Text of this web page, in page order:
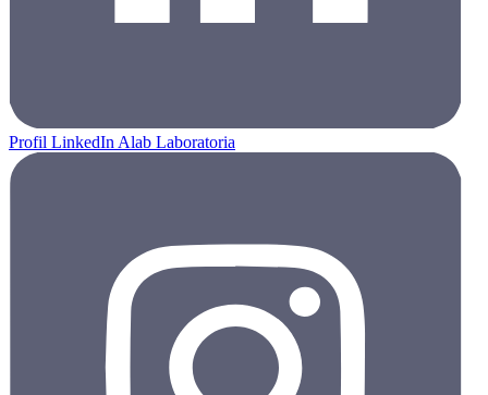
Profil LinkedIn Alab Laboratoria